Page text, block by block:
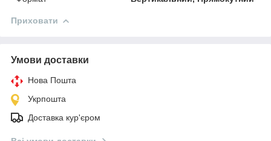
Приховати
Умови доставки
Нова Пошта
Укрпошта
Доставка кур'єром